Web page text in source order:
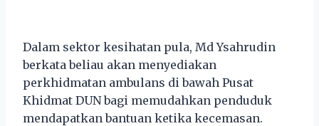
Dalam sektor kesihatan pula, Md Ysahrudin
berkata beliau akan menyediakan
perkhidmatan ambulans di bawah Pusat
Khidmat DUN bagi memudahkan penduduk
mendapatkan bantuan ketika kecemasan.